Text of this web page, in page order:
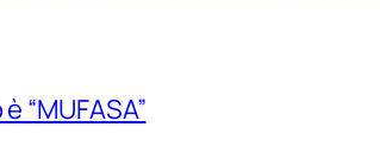
“MUFASA”